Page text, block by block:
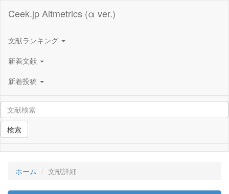
Ceek.jp Altmetrics (α ver.)
文献ランキング
新着文献
新着投稿
検索
ホーム 文献詳細